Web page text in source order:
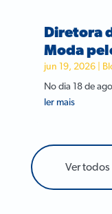
Diretora
Moda
jun 19, 2026|
No dia 18 de
ler mais
Ver todos